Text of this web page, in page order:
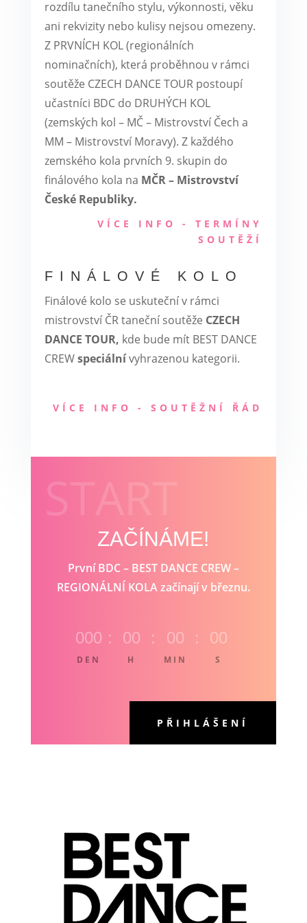
rozdílu tanečního stylu, výkonnosti, věku
ani rekvizity nebo kulisy nejsou omezeny.
Z PRVNÍCH KOL (regionálních
nominačních), která proběhnou v rámci
soutěže CZECH DANCE TOUR postoupí
učastníci BDC do DRUHÝCH KOL
(zemských kol – MČ – Mistrovství Čech a
MM – Mistrovství Moravy). Z každého
zemského kola prvních 9. skupin do
finálového kola na MČR – Mistrovství
České Republiky.
VÍCE INFO - TERMÍNY
SOUTĚŽÍ
FINÁLOVÉ KOLO
Finálové kolo se uskuteční v rámci
mistrovství ČR taneční soutěže CZECH
DANCE TOUR, kde bude mít BEST DANCE
CREWspeciálnívyhrazenou kategorii.
VÍCE INFO - SOUTĚŽNÍ ŘÁD
ZAČÍNÁME!
První BDC – BEST DANCE CREW –
REGIONÁLNÍ KOLA začínají v březnu.
000
DEN
: 00
H
: 00
MIN
: 00
S
PŘIHLÁŠENÍ